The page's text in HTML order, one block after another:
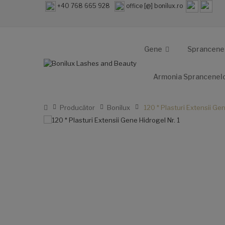
+40 768 665 928 office [@] bonilux.ro
Gene Sprancene
Armonia
Producător Bonilux 120 * Plasturi Extensii